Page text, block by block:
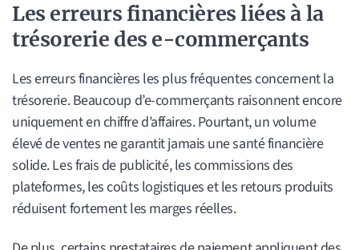
Les erreurs financières liées à la
trésorerie des e-commerçants
Les erreurs financières les plus fréquentes concernent la
trésorerie. Beaucoup d’e-commerçants raisonnent encore
uniquement en chiffre d’affaires. Pourtant, un volume
élevé de ventes ne garantit jamais une santé financière
solide. Les frais de publicité, les commissions des
plateformes, les coûts logistiques et les retours produits
réduisent fortement les marges réelles.